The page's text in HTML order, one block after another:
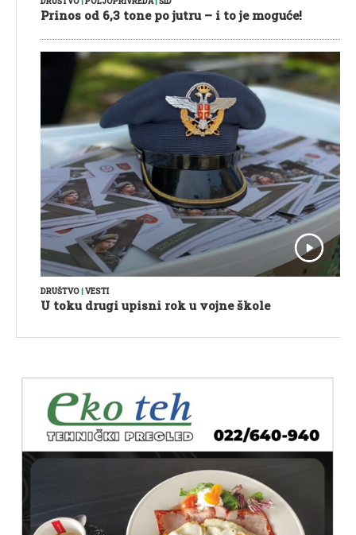
Prinos od 6,3 tone po jutru – i to je moguće!
DRUŠTVO VESTI
U toku drugi upisni rok u vojne škole